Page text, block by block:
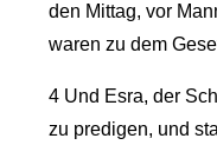
den Mittag, vor
waren zu dem
4Und Esra, der
zu predigen, und